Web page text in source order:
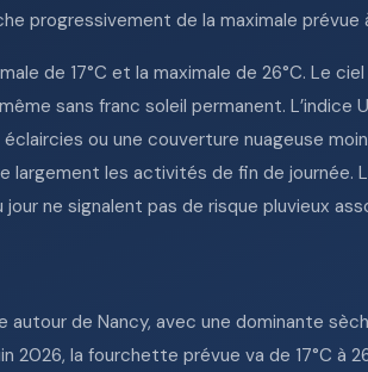
progressivement de la maximale prévue
de 17°C et la maximale de 26°C. Le
sans franc soleil permanent. L’indice
ou une couverture nuageuse
les activités de fin de journée.
ne signalent pas de risque pluvieux
de Nancy, avec une dominante
2026, la fourchette prévue va de 17°C à